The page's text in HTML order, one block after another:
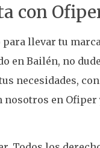
con
para llevar tu
en Bailén, no
necesidades,
nosotros en